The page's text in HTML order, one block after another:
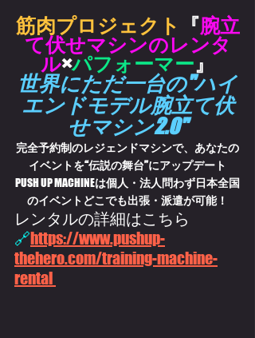
筋肉プロジェクト 『腕立
て伏せマシンのレンタ
ル×パフォーマー』
世界にただ一台の"ハイ
エンドモデル腕立て伏
せマシン2.0"
完全予約制のレジェンドマシンで、あなたの
イベントを“伝説の舞台”にアップデート
PUSH UP MACHINEは個人・法人問わず日本全国
のイベントどこでも出張・派遣が可能！
レンタルの詳細はこちら
🔗 https://www.pushup-
thehero.com/training-machine-
rental